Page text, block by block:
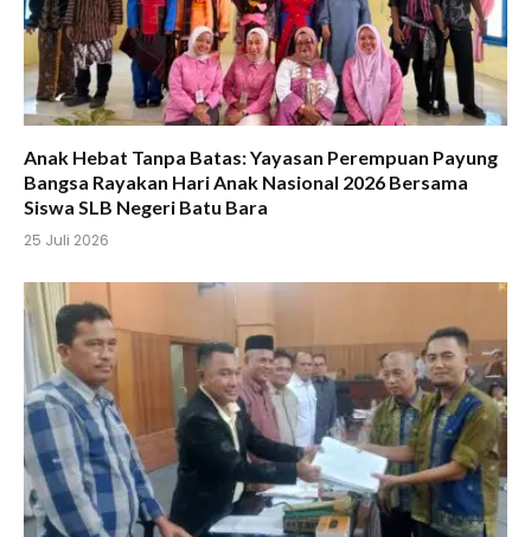
Anak Hebat Tanpa Batas: Yayasan Perempuan Payung
Bangsa Rayakan Hari Anak Nasional 2026 Bersama
Siswa SLB Negeri Batu Bara
25 Juli 2026